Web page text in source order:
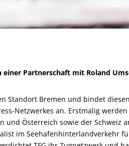
Partnerschaft mit Roland
Standort Bremen und bindet
Netzwerkes an. Erstmalig
und Österreich sowie der Schweiz
im Seehafenhinterlandverkehr